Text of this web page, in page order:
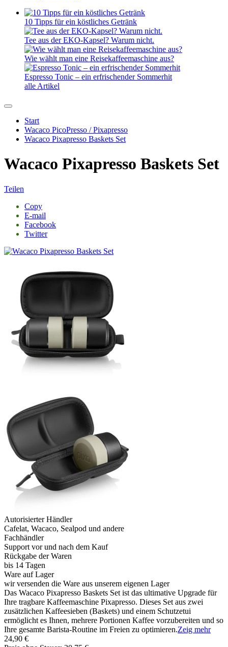
10 Tipps für ein köstliches Getränk
Tee aus der EKO-Kapsel? Warum nicht.
Wie wählt man eine Reisekaffeemaschine aus?
Espresso Tonic – ein erfrischender Sommerhit
alle Artikel
Start
Wacaco PicoPresso / Pixapresso
Wacaco Pixapresso Baskets Set
Wacaco Pixapresso Baskets Set
Teilen
Copy
E-mail
Facebook
Twitter
Autorisierter Händler
Cafelat, Wacaco, Sealpod und andere
Fachhändler
Support vor und nach dem Kauf
Rückgabe der Waren
bis 14 Tagen
Ware auf Lager
wir versenden die Ware aus unserem eigenen Lager
Das Wacaco Pixapresso Baskets Set ist das ultimative Upgrade für
Ihre tragbare Kaffeemaschine Pixapresso. Dieses Set aus zwei
zusätzlichen Kaffeesieben (Baskets) und einem Schutzetui
ermöglicht es Ihnen, mehrere Portionen Kaffee vorzubereiten und so
Ihre gesamte Barista-Routine im Freien zu optimieren.Zeig mehr
24,90 €